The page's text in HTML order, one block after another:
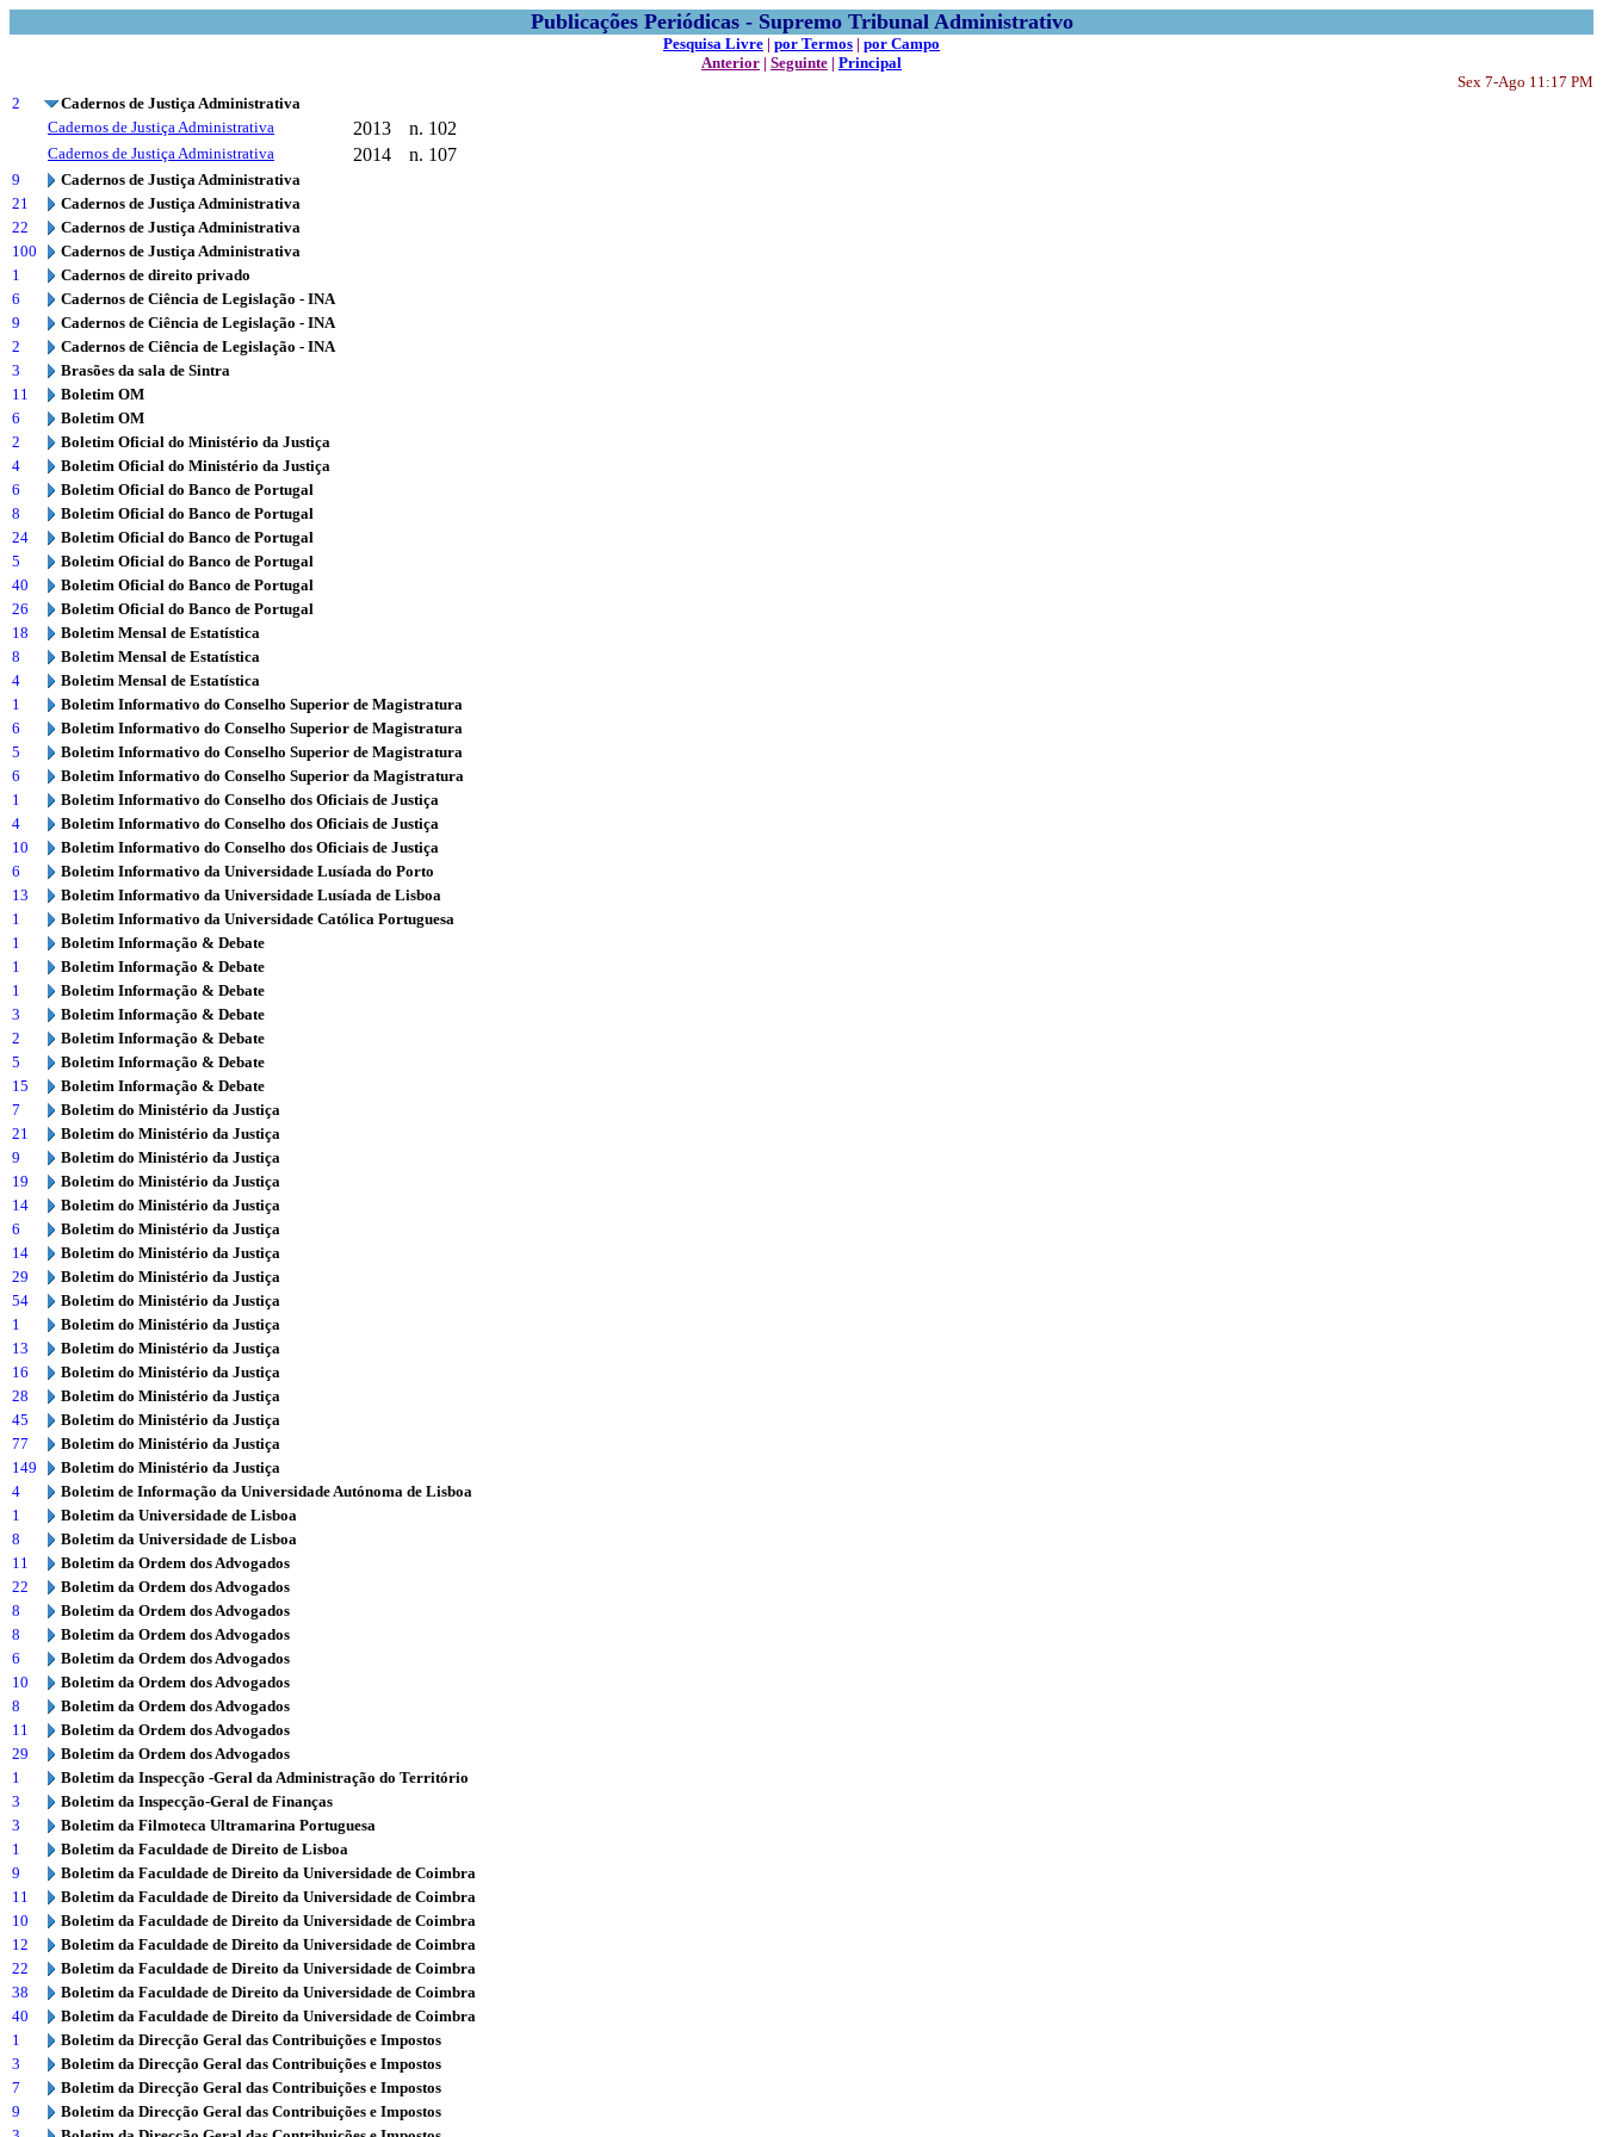
Publicações Periódicas - Supremo Tribunal Administrativo
Pesquisa Livre | por Termos | por Campo
Anterior | Seguinte | Principal
Sex 7-Ago 11:17 PM
2
Cadernos de Justiça Administrativa
Cadernos de Justiça Administrativa
2013 n. 102
Cadernos de Justiça Administrativa 2014 n. 107
9
Cadernos de Justiça Administrativa
21
Cadernos de Justiça Administrativa
22
Cadernos de Justiça Administrativa
100
Cadernos de Justiça Administrativa
1
Cadernos de direito privado
6
Cadernos de Ciência de Legislação - INA
9
Cadernos de Ciência de Legislação - INA
2
Cadernos de Ciência de Legislação - INA
3
Brasões da sala de Sintra
11
Boletim OM
6
Boletim OM
2
Boletim Oficial do Ministério da Justiça
4
Boletim Oficial do Ministério da Justiça
6
Boletim Oficial do Banco de Portugal
8
Boletim Oficial do Banco de Portugal
24
Boletim Oficial do Banco de Portugal
5
Boletim Oficial do Banco de Portugal
40
Boletim Oficial do Banco de Portugal
26
Boletim Oficial do Banco de Portugal
18
Boletim Mensal de Estatística
8
Boletim Mensal de Estatística
4
Boletim Mensal de Estatística
1
Boletim Informativo do Conselho Superior de Magistratura
6
Boletim Informativo do Conselho Superior de Magistratura
5
Boletim Informativo do Conselho Superior de Magistratura
6
Boletim Informativo do Conselho Superior da Magistratura
1
Boletim Informativo do Conselho dos Oficiais de Justiça
4
Boletim Informativo do Conselho dos Oficiais de Justiça
10
Boletim Informativo do Conselho dos Oficiais de Justiça
6
Boletim Informativo da Universidade Lusíada do Porto
13
Boletim Informativo da Universidade Lusíada de Lisboa
1
Boletim Informativo da Universidade Católica Portuguesa
1
Boletim Informação & Debate
1
Boletim Informação & Debate
1
Boletim Informação & Debate
3
Boletim Informação & Debate
2
Boletim Informação & Debate
5
Boletim Informação & Debate
15
Boletim Informação & Debate
7
Boletim do Ministério da Justiça
21
Boletim do Ministério da Justiça
9
Boletim do Ministério da Justiça
19
Boletim do Ministério da Justiça
14
Boletim do Ministério da Justiça
6
Boletim do Ministério da Justiça
14
Boletim do Ministério da Justiça
29
Boletim do Ministério da Justiça
54
Boletim do Ministério da Justiça
1
Boletim do Ministério da Justiça
13
Boletim do Ministério da Justiça
16
Boletim do Ministério da Justiça
28
Boletim do Ministério da Justiça
45
Boletim do Ministério da Justiça
77
Boletim do Ministério da Justiça
149
Boletim do Ministério da Justiça
4
Boletim de Informação da Universidade Autónoma de Lisboa
1
Boletim da Universidade de Lisboa
8
Boletim da Universidade de Lisboa
11
Boletim da Ordem dos Advogados
22
Boletim da Ordem dos Advogados
8
Boletim da Ordem dos Advogados
8
Boletim da Ordem dos Advogados
6
Boletim da Ordem dos Advogados
10
Boletim da Ordem dos Advogados
8
Boletim da Ordem dos Advogados
11
Boletim da Ordem dos Advogados
29
Boletim da Ordem dos Advogados
1
Boletim da Inspecção -Geral da Administração do Território
3
Boletim da Inspecção-Geral de Finanças
3
Boletim da Filmoteca Ultramarina Portuguesa
1
Boletim da Faculdade de Direito de Lisboa
9
Boletim da Faculdade de Direito da Universidade de Coimbra
11
Boletim da Faculdade de Direito da Universidade de Coimbra
10
Boletim da Faculdade de Direito da Universidade de Coimbra
12
Boletim da Faculdade de Direito da Universidade de Coimbra
22
Boletim da Faculdade de Direito da Universidade de Coimbra
38
Boletim da Faculdade de Direito da Universidade de Coimbra
40
Boletim da Faculdade de Direito da Universidade de Coimbra
1
Boletim da Direcção Geral das Contribuições e Impostos
3
Boletim da Direcção Geral das Contribuições e Impostos
7
Boletim da Direcção Geral das Contribuições e Impostos
9
Boletim da Direcção Geral das Contribuições e Impostos